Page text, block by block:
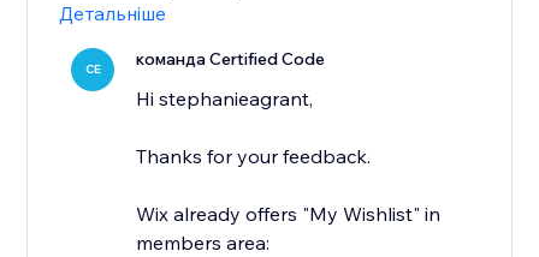
Детальніше
CE команда Certified Code
Hi stephanieagrant,
Thanks for your feedback.
Wix already offers "My Wishlist" in
members area: